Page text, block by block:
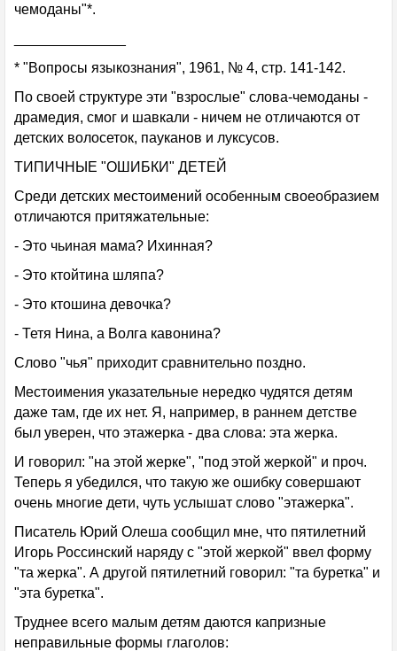
чемоданы"*.
* "Вопросы языкознания", 1961, № 4, стр. 141-142.
По своей структуре эти "взрослые" слова-чемоданы -
драмедия, смог и шавкали - ничем не отличаются от
детских волосеток, пауканов и луксусов.
ТИПИЧНЫЕ "ОШИБКИ" ДЕТЕЙ
Среди детских местоимений особенным своеобразием
отличаются притяжательные:
- Это чьиная мама? Ихинная?
- Это ктойтина шляпа?
- Это ктошина девочка?
- Тетя Нина, а Волга кавонина?
Слово "чья" приходит сравнительно поздно.
Местоимения указательные нередко чудятся детям
даже там, где их нет. Я, например, в раннем детстве
был уверен, что этажерка - два слова: эта жерка.
И говорил: "на этой жерке", "под этой жеркой" и проч.
Теперь я убедился, что такую же ошибку совершают
очень многие дети, чуть услышат слово "этажерка".
Писатель Юрий Олеша сообщил мне, что пятилетний
Игорь Россинский наряду с "этой жеркой" ввел форму
"та жерка". А другой пятилетний говорил: "та буретка" и
"эта буретка".
Труднее всего малым детям даются капризные
неправильные формы глаголов: